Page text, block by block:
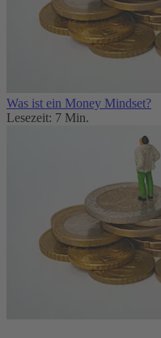
Was ist ein Money Mindset?
Lesezeit: 7 Min.